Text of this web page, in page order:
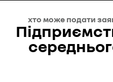
хто може подати